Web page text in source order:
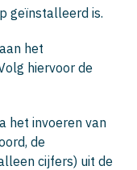
geïnstalleerd is.
het
hiervoor de
het invoeren van
de
cijfers) uit de